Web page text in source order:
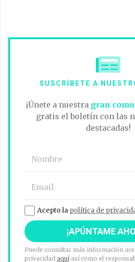
SUSCRÍBETE A
¡Únete a nuestra gran
gratis el boletín con las
destacadas!
Acepto la política de
Puede consultar más información
privacidad aquíasí como el